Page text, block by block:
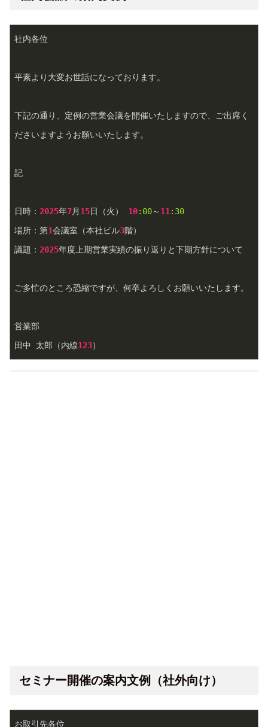
社内各位
平素より大変お世話になっております。
下記の通り、定例の営業会議を開催いたしますので、ご出席く
ださいますようお願いいたします。
記
日時： 2025年7月 15日（火） 10:00～ 11 :30
場所：第1会議室（本社ビル3階）
議題： 2025年度上期営業実績の振り返りと下期方針について
ご多忙のところ恐縮ですが、何卒よろしくお願いいたします。
営業部
田中 太郎（内線123）
セミナー開催の案内文例（社外向け）
お取引先各位